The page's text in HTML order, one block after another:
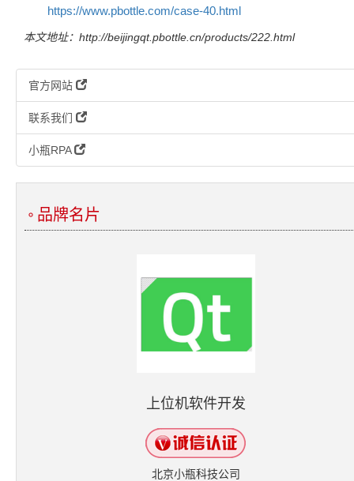
https://www.pbottle.com/case-40.html
本文地址：http://beijingqt.pbottle.cn/products/222.html
官方网站
联系我们
小瓶RPA
品牌名片
上位机软件开发
北京小瓶科技公司